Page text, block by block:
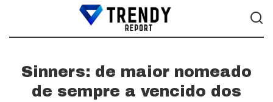
Sinners: de maior nomeado
de sempre a vencido dos